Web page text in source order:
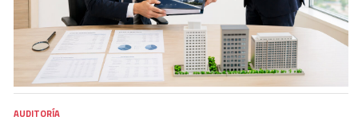
AUDITORÍA